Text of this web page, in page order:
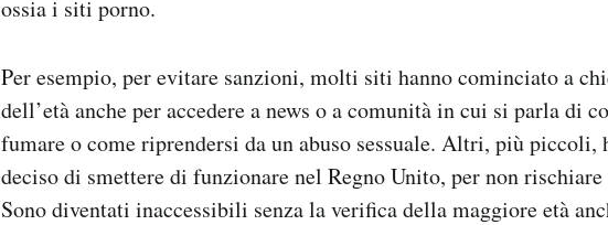
ossia i siti porno.
Per esempio, per evitare sanzioni, molti siti hanno cominciato a
dell’età anche per accedere a news o a comunità in cui si parla di
fumare o come riprendersi da un abuso sessuale. Altri, più piccoli,
deciso di smettere di funzionare nel Regno Unito, per non
Sono diventati inaccessibili senza la verifica della maggiore età